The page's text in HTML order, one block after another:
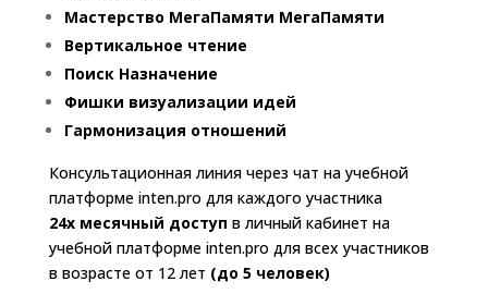
Мастерство МегаПамяти МегаПамяти
Вертикальное чтение
Поиск Назначение
Фишки визуализации идей
Гармонизация отношений
Консультационная линия через чат на учебной
платформе inten.pro для каждого участника
24х месячный доступ в личный кабинет на
учебной платформе inten.pro для всех участников
в возрасте от 12 лет (до 5 человек)